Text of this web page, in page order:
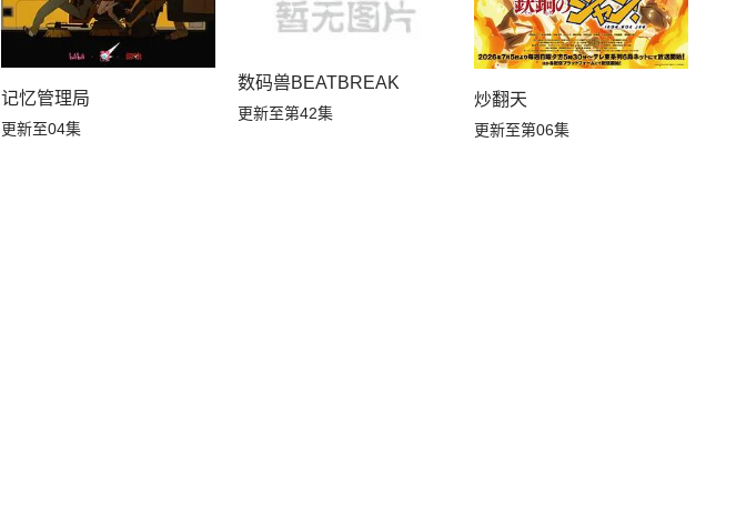
记忆管理局
更新至04集
数码兽BEATBREAK
更新至第42集
炒翻天
更新至第06集